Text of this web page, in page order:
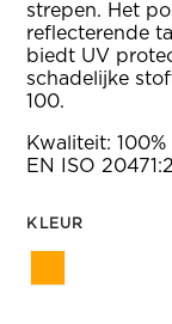
strepen. Het
reflecterende
biedt UV
schadelijke
100.
Kwaliteit:
EN ISO
KLEUR